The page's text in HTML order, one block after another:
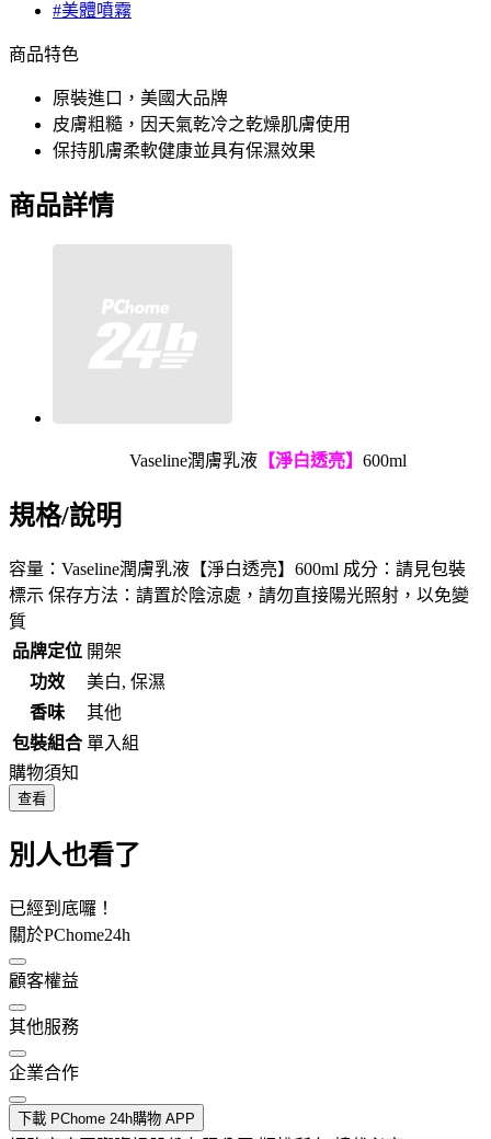
#美體噴霧
商品特色
原裝進口，美國大品牌
皮膚粗糙，因天氣乾冷之乾燥肌膚使用
保持肌膚柔軟健康並具有保濕效果
商品詳情
Vaseline潤膚乳液【淨白透亮】 600ml
規格/說明
容量：Vaseline潤膚乳液【淨白透亮】600ml 成分：請見包裝
標示 保存方法：請置於陰涼處，請勿直接陽光照射，以免變
質
品牌定位 開架
功效
美白, 保濕
香味
其他
包裝組合 單入組
購物須知
查看
別人也看了
已經到底囉！
關於PChome24h
顧客權益
其他服務
企業合作
下載 PChome 24h購物 APP